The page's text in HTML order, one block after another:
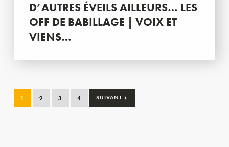
D’AUTRES ÉVEILS AILLEURS… LES
OFF DE BABILLAGE | VOIX ET
VIENS…
1 2 3 4 SUIVANT ›